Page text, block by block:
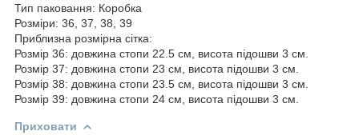
Тип паковання: Коробка
Розміри: 36, 37, 38, 39
Приблизна розмірна сітка:
Розмір 36: довжина стопи 22.5 см, висота підошви 3 см.
Розмір 37: довжина стопи 23 см, висота підошви 3 см.
Розмір 38: довжина стопи 23.5 см, висота підошви 3 см.
Розмір 39: довжина стопи 24 см, висота підошви 3 см.
Приховати